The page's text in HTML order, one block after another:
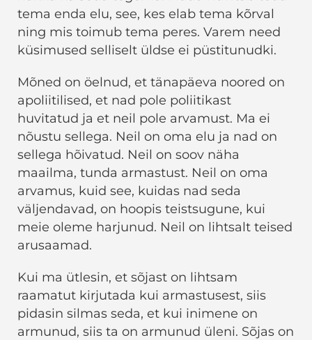
tema enda elu, see, kes elab tema kõrval
ning mis toimub tema peres. Varem need
küsimused selliselt üldse ei püstitunudki.
Mõned on öelnud, et tänapäeva noored on
apoliitilised, et nad pole poliitikast
huvitatud ja et neil pole arvamust. Ma ei
nõustu sellega. Neil on oma elu ja nad on
sellega hõivatud. Neil on soov näha
maailma, tunda armastust. Neil on oma
arvamus, kuid see, kuidas nad seda
väljendavad, on hoopis teistsugune, kui
meie oleme harjunud. Neil on lihtsalt teised
arusaamad.
Kui ma ütlesin, et sõjast on lihtsam
raamatut kirjutada kui armastusest, siis
pidasin silmas seda, et kui inimene on
armunud, siis ta on armunud üleni. Sõjas on